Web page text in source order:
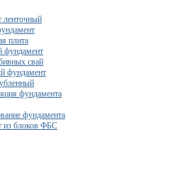
ленточный
плита
фундамент
свай
фундамент
фундамента
фундамента
из блоков ФБС